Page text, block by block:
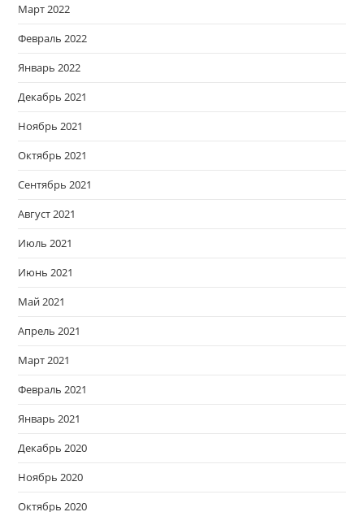
Март 2022
Февраль 2022
Январь 2022
Декабрь 2021
Ноябрь 2021
Октябрь 2021
Сентябрь 2021
Август 2021
Июль 2021
Июнь 2021
Май 2021
Апрель 2021
Март 2021
Февраль 2021
Январь 2021
Декабрь 2020
Ноябрь 2020
Октябрь 2020